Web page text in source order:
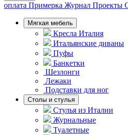
оплата Примерка Журнал Проекты
Мягкая мебель
Кресла Италия
Итальянские диваны
Пуфы
Банкетки
Шезлонги
Лежаки
Подставки для ног
Столы и стулья
Стулья из Италии
Журнальные
Туалетные